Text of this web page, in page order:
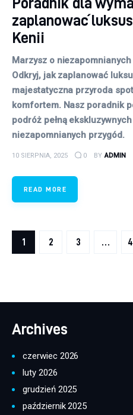
zaplanować
Kenii
Marzysz o
Odkryj, jak zaplanować
majestatyczna przyroda
komfortem. Nasz poradnik
podróż pełną
niezapomnianych przygód.
10 SIERPNIA, 2025 0 BY ADMIN
READ MORE
Stronicowanie
PAGE
1 PAGE
2 PAGE
3 …
>
Archives
czerwiec 2026
luty 2026
grudzień 2025
październik 2025